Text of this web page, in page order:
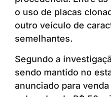
o uso de placas
outro veículo de
semelhantes.
Segundo a
sendo mantido no
anunciado para